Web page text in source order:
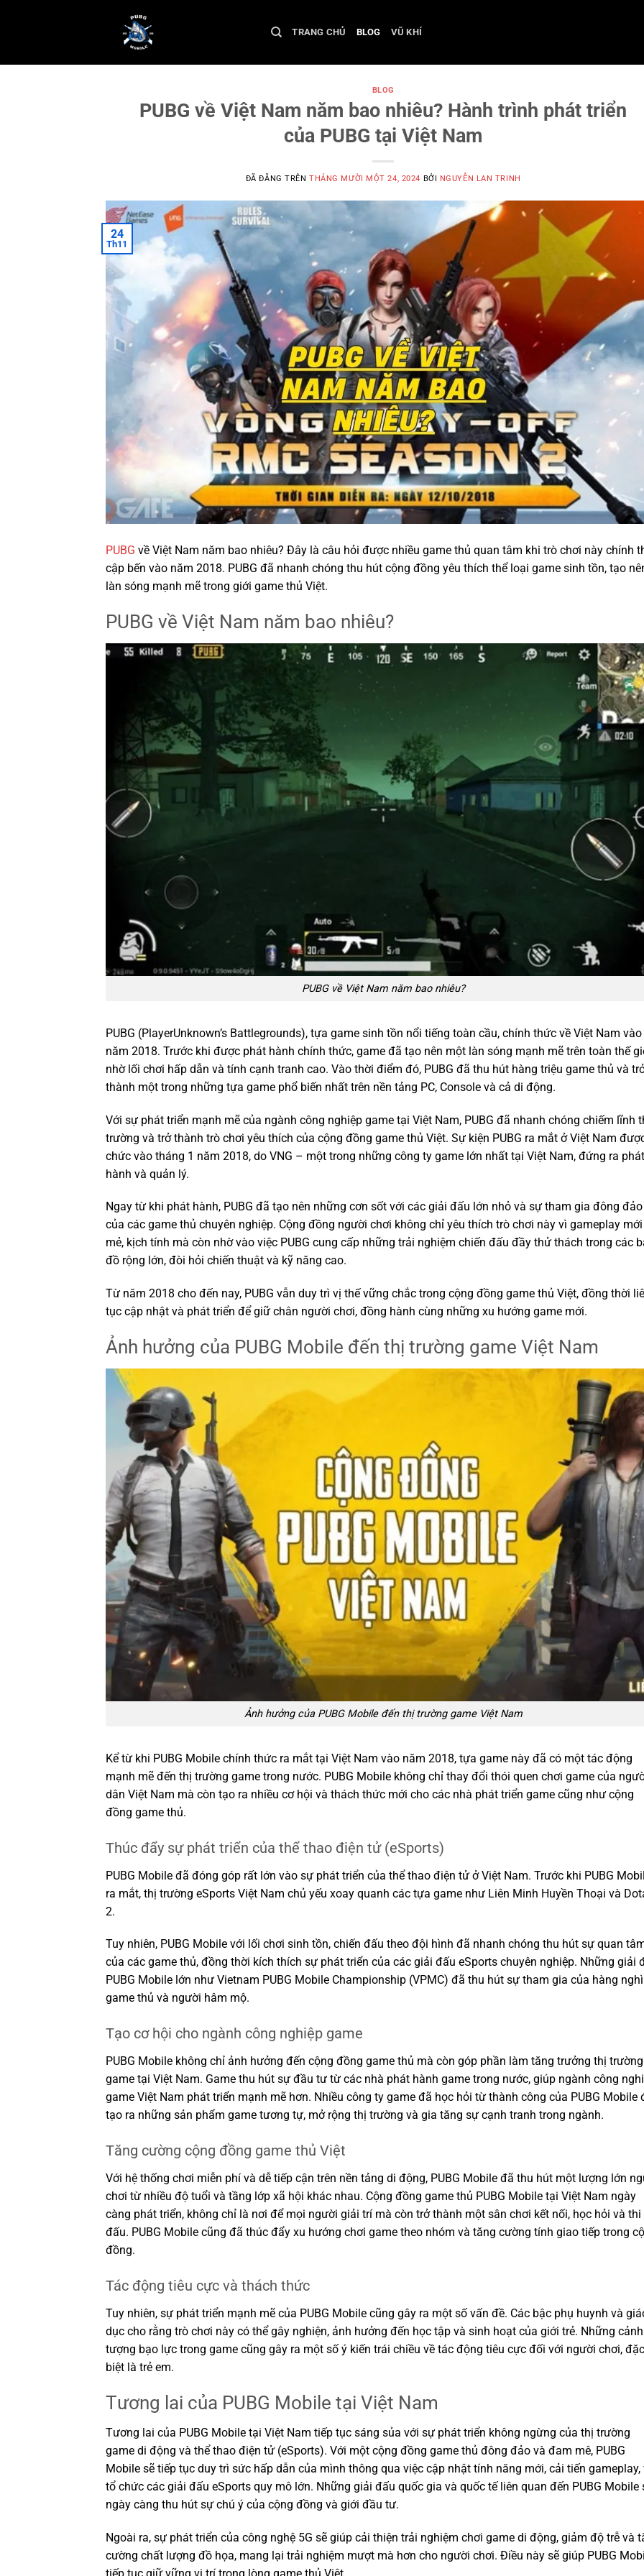
dung
TRANG CHỦ BLOG VŨ KHÍ
BLOG
PUBG về Việt Nam năm bao nhiêu? Hành trình phát triển
của PUBG tại Việt Nam
ĐÃ ĐĂNG TRÊNTHÁNG MƯỜI MỘT 24, 2024 BỞI NGUYỄN LAN TRINH
24
Th11
PUBG về Việt Nam năm bao nhiêu? Đây là câu hỏi được nhiều game thủ quan tâm khi trò chơi này chính
cập bến vào năm 2018. PUBG đã nhanh chóng thu hút cộng đồng yêu thích thể loại game sinh tồn, tạo
làn sóng mạnh mẽ trong giới game thủ Việt.
PUBG về Việt Nam năm bao nhiêu?
PUBG về Việt Nam năm bao nhiêu?
PUBG (PlayerUnknown’s Battlegrounds), tựa game sinh tồn nổi tiếng toàn cầu, chính thức về Việt Nam vào
năm 2018. Trước khi được phát hành chính thức, game đã tạo nên một làn sóng mạnh mẽ trên toàn thế
nhờ lối chơi hấp dẫn và tính cạnh tranh cao. Vào thời điểm đó, PUBG đã thu hút hàng triệu game thủ và
thành một trong những tựa game phổ biến nhất trên nền tảng PC, Console và cả di động.
Với sự phát triển mạnh mẽ của ngành công nghiệp game tại Việt Nam, PUBG đã nhanh chóng chiếm lĩnh
trường và trở thành trò chơi yêu thích của cộng đồng game thủ Việt. Sự kiện PUBG ra mắt ở Việt Nam
chức vào tháng 1 năm 2018, do VNG – một trong những công ty game lớn nhất tại Việt Nam, đứng ra phát
hành và quản lý.
Ngay từ khi phát hành, PUBG đã tạo nên những cơn sốt với các giải đấu lớn nhỏ và sự tham gia đông đảo
của các game thủ chuyên nghiệp. Cộng đồng người chơi không chỉ yêu thích trò chơi này vì gameplay mới
mẻ, kịch tính mà còn nhờ vào việc PUBG cung cấp những trải nghiệm chiến đấu đầy thử thách trong các
đồ rộng lớn, đòi hỏi chiến thuật và kỹ năng cao.
Từ năm 2018 cho đến nay, PUBG vẫn duy trì vị thế vững chắc trong cộng đồng game thủ Việt, đồng thời
tục cập nhật và phát triển để giữ chân người chơi, đồng hành cùng những xu hướng game mới.
Ảnh hưởng của PUBG Mobile đến thị trường game Việt Nam
Ảnh hưởng của PUBG Mobile đến thị trường game Việt Nam
Kể từ khi PUBG Mobile chính thức ra mắt tại Việt Nam vào năm 2018, tựa game này đã có một tác động
mạnh mẽ đến thị trường game trong nước. PUBG Mobile không chỉ thay đổi thói quen chơi game của
dân Việt Nam mà còn tạo ra nhiều cơ hội và thách thức mới cho các nhà phát triển game cũng như cộng
đồng game thủ.
Thúc đẩy sự phát triển của thể thao điện tử (eSports)
PUBG Mobile đã đóng góp rất lớn vào sự phát triển của thể thao điện tử ở Việt Nam. Trước khi PUBG
ra mắt, thị trường eSports Việt Nam chủ yếu xoay quanh các tựa game như Liên Minh Huyền Thoại và
2.
Tuy nhiên, PUBG Mobile với lối chơi sinh tồn, chiến đấu theo đội hình đã nhanh chóng thu hút sự quan
của các game thủ, đồng thời kích thích sự phát triển của các giải đấu eSports chuyên nghiệp. Những giải
PUBG Mobile lớn như Vietnam PUBG Mobile Championship (VPMC) đã thu hút sự tham gia của hàng
game thủ và người hâm mộ.
Tạo cơ hội cho ngành công nghiệp game
PUBG Mobile không chỉ ảnh hưởng đến cộng đồng game thủ mà còn góp phần làm tăng trưởng thị trường
game tại Việt Nam. Game thu hút sự đầu tư từ các nhà phát hành game trong nước, giúp ngành công
game Việt Nam phát triển mạnh mẽ hơn. Nhiều công ty game đã học hỏi từ thành công của PUBG Mobile
tạo ra những sản phẩm game tương tự, mở rộng thị trường và gia tăng sự cạnh tranh trong ngành.
Tăng cường cộng đồng game thủ Việt
Với hệ thống chơi miễn phí và dễ tiếp cận trên nền tảng di động, PUBG Mobile đã thu hút một lượng lớn
chơi từ nhiều độ tuổi và tầng lớp xã hội khác nhau. Cộng đồng game thủ PUBG Mobile tại Việt Nam ngày
càng phát triển, không chỉ là nơi để mọi người giải trí mà còn trở thành một sân chơi kết nối, học hỏi và thi
đấu. PUBG Mobile cũng đã thúc đẩy xu hướng chơi game theo nhóm và tăng cường tính giao tiếp trong
đồng.
Tác động tiêu cực và thách thức
Tuy nhiên, sự phát triển mạnh mẽ của PUBG Mobile cũng gây ra một số vấn đề. Các bậc phụ huynh và
dục cho rằng trò chơi này có thể gây nghiện, ảnh hưởng đến học tập và sinh hoạt của giới trẻ. Những cảnh
tượng bạo lực trong game cũng gây ra một số ý kiến trái chiều về tác động tiêu cực đối với người chơi, đặc
biệt là trẻ em.
Tương lai của PUBG Mobile tại Việt Nam
Tương lai của PUBG Mobile tại Việt Nam tiếp tục sáng sủa với sự phát triển không ngừng của thị trường
game di động và thể thao điện tử (eSports). Với một cộng đồng game thủ đông đảo và đam mê, PUBG
Mobile sẽ tiếp tục duy trì sức hấp dẫn của mình thông qua việc cập nhật tính năng mới, cải tiến gameplay,
tổ chức các giải đấu eSports quy mô lớn. Những giải đấu quốc gia và quốc tế liên quan đến PUBG Mobile
ngày càng thu hút sự chú ý của cộng đồng và giới đầu tư.
Ngoài ra, sự phát triển của công nghệ 5G sẽ giúp cải thiện trải nghiệm chơi game di động, giảm độ trễ và
cường chất lượng đồ họa, mang lại trải nghiệm mượt mà hơn cho người chơi. Điều này sẽ giúp PUBG